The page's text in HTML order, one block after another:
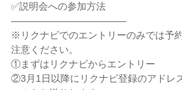
✅説明会への参加方法
――――――――――――
※リクナビでのエントリーのみでは予
注意ください。
①まずはリクナビからエントリー
②3月1日以降にリクナビ登録のアドレ